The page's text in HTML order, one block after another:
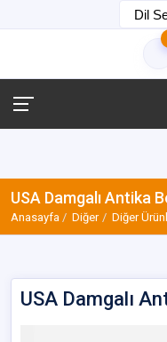
USA Damgalı Antika
Anasayfa Diğer Diğer
USA Damgalı